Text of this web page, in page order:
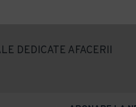
DEDICATE AFACERII